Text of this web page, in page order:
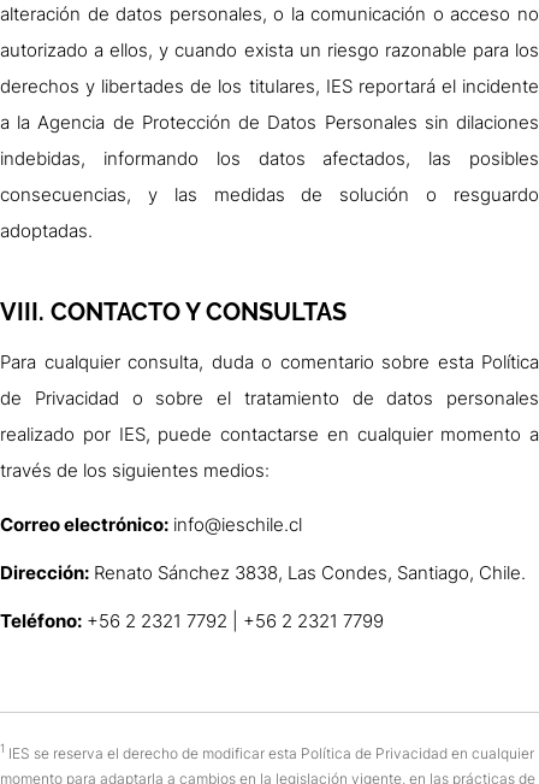
alteración de datos personales, o la comunicación o acceso no
autorizado a ellos, y cuando exista un riesgo razonable para los
derechos y libertades de los titulares, IES reportará el incidente
a la Agencia de Protección de Datos Personales sin dilaciones
indebidas, informando los datos afectados, las posibles
consecuencias, y las medidas de solución o resguardo
adoptadas.
VIII. CONTACTO Y CONSULTAS
Para cualquier consulta, duda o comentario sobre esta Política
de Privacidad o sobre el tratamiento de datos personales
realizado por IES, puede contactarse en cualquier momento a
través de los siguientes medios:
Correo electrónico: info@ieschile.cl
Dirección: Renato Sánchez 3838, Las Condes, Santiago, Chile.
Teléfono: +56 2 2321 7792 | +56 2 2321 7799
1 IES se reserva el derecho de modificar esta Política de Privacidad en cualquier
momento para adaptarla a cambios en la legislación vigente, en las prácticas de